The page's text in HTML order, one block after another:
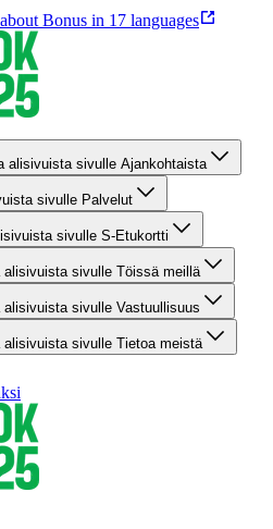
Bonus in 17 languages
alisivuista sivulle Ajankohtaista
sivulle Palvelut
sivulle S-Etukortti
alisivuista sivulle Töissä meillä
sivulle Vastuullisuus
alisivuista sivulle Tietoa meistä